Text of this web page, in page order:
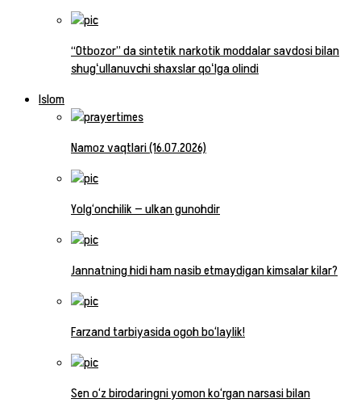
“Otbozor” da sintetik narkotik moddalar savdosi bilan
shugʻullanuvchi shaxslar qoʻlga olindi
Islom
Namoz vaqtlari (16.07.2026)
Yolg‘onchilik — ulkan gunohdir
Jannatning hidi ham nasib etmaydigan kimsalar kilar?
Farzand tarbiyasida ogoh bo‘laylik!
Sen o‘z birodaringni yomon ko‘rgan narsasi bilan